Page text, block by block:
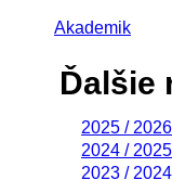
Akademik
Ďalšie
2025 / 2026
2024 / 2025
2023 / 2024